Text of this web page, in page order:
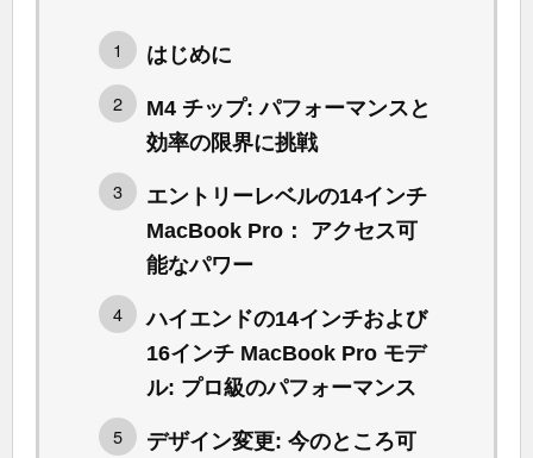
はじめに
M4 チップ: パフォーマンスと
効率の限界に挑戦
エントリーレベルの14インチ
MacBook Pro： アクセス可
能なパワー
ハイエンドの14インチおよび
16インチ MacBook Pro モデ
ル: プロ級のパフォーマンス
デザイン変更: 今のところ可